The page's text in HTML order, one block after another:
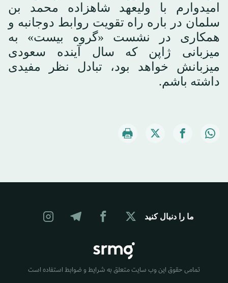
امیدوارم با ولیعهد شاهزاده محمد بن
سلمان در باره راه تقویت روابط دوجانبه و
همکاری در نشست «گروه بیست» به
میزبانی ژاپن که سال آینده سعودی
میزبانش خواهد بود، تبادل نظر مفیدی
داشته باشم.
ما را دنبال کنید
تمامی حقوق این وب سایت متعلق به شرایط و ضوابط استفاده است